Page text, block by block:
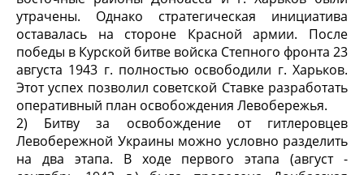
утрачены. Однако стратегическая инициатива
оставалась на стороне Красной армии. После
победы в Курской битве войска Степного фронта 23
августа 1943 г. полностью освободили г. Харьков.
Этот успех позволил советской Ставке разработать
оперативный план освобождения Левобережья.
2) Битву за освобождение от гитлеровцев
Левобережной Украины можно условно разделить
на два этапа. В ходе первого этапа (август -